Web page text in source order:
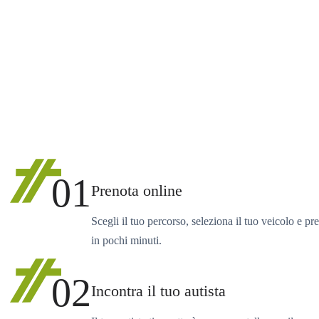
01Prenota online
Scegli il tuo percorso, seleziona il tuo veicolo e
in pochi minuti.
02Incontra il tuo autista